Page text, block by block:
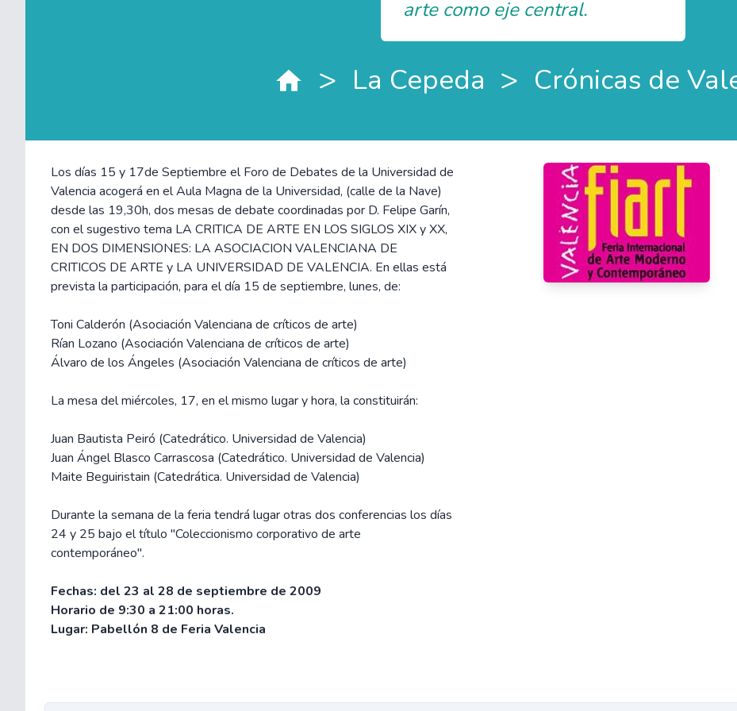
arte como eje central.
> La Cepeda > Crónicas de
Los días 15 y 17de Septiembre el Foro de Debates de la Universidad de
Valencia acogerá en el Aula Magna de la Universidad, (calle de la Nave)
desde las 19,30h, dos mesas de debate coordinadas por D. Felipe Garín,
con el sugestivo tema LA CRITICA DE ARTE EN LOS SIGLOS XIX y XX,
EN DOS DIMENSIONES: LA ASOCIACION VALENCIANA DE
CRITICOS DE ARTE y LA UNIVERSIDAD DE VALENCIA. En ellas está
prevista la participación, para el día 15 de septiembre, lunes, de:
Toni Calderón (Asociación Valenciana de críticos de arte)
Rían Lozano (Asociación Valenciana de críticos de arte)
Álvaro de los Ángeles (Asociación Valenciana de críticos de arte)
La mesa del miércoles, 17, en el mismo lugar y hora, la constituirán:
Juan Bautista Peiró (Catedrático. Universidad de Valencia)
Juan Ángel Blasco Carrascosa (Catedrático. Universidad de Valencia)
Maite Beguiristain (Catedrática. Universidad de Valencia)
Durante la semana de la feria tendrá lugar otras dos conferencias los días
24 y 25 bajo el título "Coleccionismo corporativo de arte
contemporáneo".
Fechas: del 23 al 28 de septiembre de 2009
Horario de 9:30 a 21:00 horas.
Lugar: Pabellón 8 de Feria Valencia